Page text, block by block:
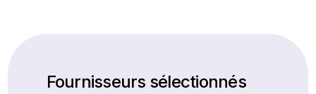
Fournisseurs sélectionnés